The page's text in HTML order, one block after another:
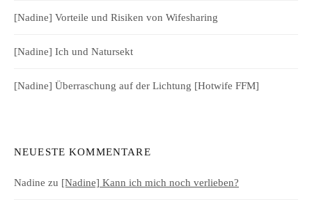
[Nadine] Vorteile und Risiken von Wifesharing
[Nadine] Ich und Natursekt
[Nadine] Überraschung auf der Lichtung [Hotwife FFM]
NEUESTE KOMMENTARE
Nadine zu [Nadine] Kann ich mich noch verlieben?